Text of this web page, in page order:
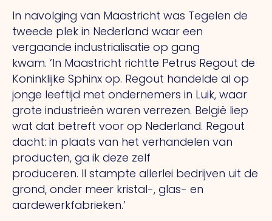
In navolging van Maastricht was Tegelen de
tweede plek in Nederland waar een
vergaande industrialisatie op gang
kwam. ‘In Maastricht richtte Petrus Regout de
Koninklijke Sphinx op. Regout handelde al op
jonge leeftijd met ondernemers in Luik, waar
grote industrieën waren verrezen. België liep
wat dat betreft voor op Nederland. Regout
dacht: in plaats van het verhandelen van
producten, ga ik deze zelf
produceren. Il stampte allerlei bedrijven uit de
grond, onder meer kristal-, glas- en
aardewerkfabrieken.’